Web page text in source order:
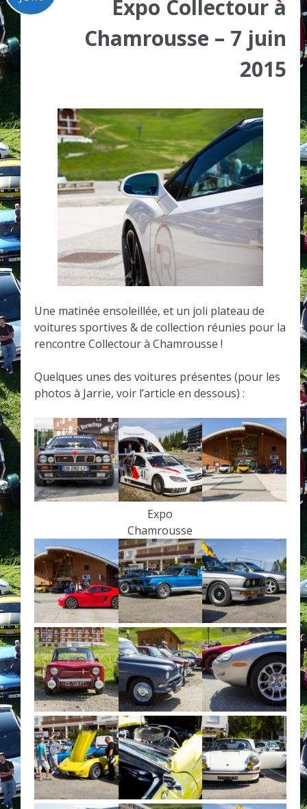
Expo Collectour à
Chamrousse – 7 juin
2015
Une matinée ensoleillée, et un joli plateau de
voitures sportives & de collection réunies pour la
rencontre Collectour à Chamrousse !
Quelques unes des voitures présentes (pour les
photos à Jarrie, voir l’article en dessous) :
Expo
Chamrousse